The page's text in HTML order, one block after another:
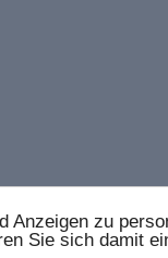
Anzeigen zu
Sie sich damit